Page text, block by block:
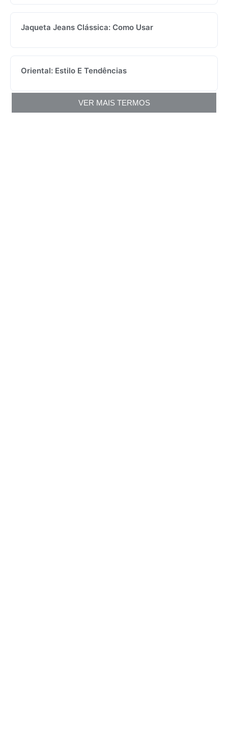
Jaqueta Jeans Clássica: Como Usar
Oriental: Estilo E Tendências
VER MAIS TERMOS